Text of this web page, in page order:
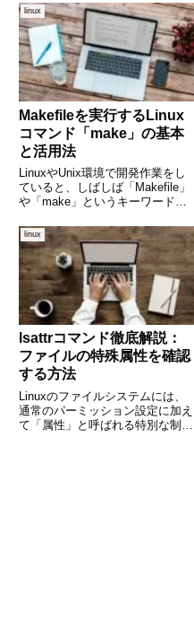
験はありませんか？これはファイ
ルシステムが読み取り専用モード
でマウントされている場合に発生
します。特に緊急対応時やリカ
linux
Makefileを実行するLinux
コマンド「make」の基本
と活用法
LinuxやUnix環境で開発作業をし
ていると、しばしば「Makefile」
や「make」というキーワードを
ンパイル言語でプログラムをビル
ドする際には欠かせない存在です
が、「makeって一体何をしてい
るの？」「
linux
lsattrコマンド徹底解説：
ファイルの特殊属性を確認
する方法
Linuxのファイルシステムには、
通常のパーミッション設定に加え
て「属性」と呼ばれる特別な制御